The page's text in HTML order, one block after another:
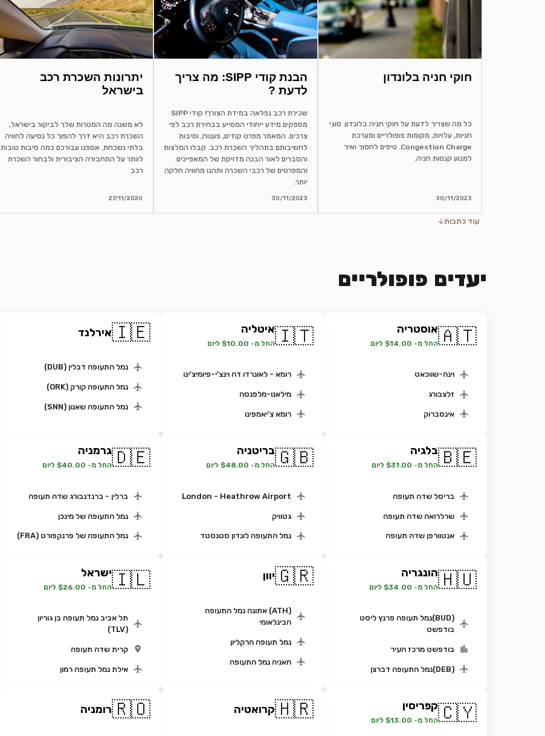
חוקי חניה בלונדון
כל מה שצריך לדעת על חוקי חניה בלונדון: סוגי
חניות, עלויות, מקומות פופולריים ומערכת
Congestion Charge. טיפים לחסוך ואיך
למנוע קנסות חניה.
30/11/2023
הבנת קודי SIPP: מה צריך
לדעת ?
שכירת רכב נפלאה במידת הצורך! קודי SIPP
מספקים מידע ייחודי המסייע בבחירת רכב לפי
צרכים. המאמר מפרט קודים, פענוח, וסיבות
לחשיבותם בתהליך השכרת רכב. קבלו המלצות
והסברים לאור הבנה מדויקת של המאפיינים
והמפרטים של רכבי השכרה ותהנו מחוויה חלקה
יותר.
30/11/2023
יתרונות השכרת רכב
בישראל
לא משנה מה המטרות שלך לביקור בישראל,
השכרת רכב היא דרך להפוך כל נסיעה לחוויה
בלתי נשכחת. אספנו עבורכם כמה סיבות טובות
לוותר על התחבורה הציבורית ולבחור השכרת
רכב
27/11/2020
עוד כתבות
יעדים פופולריים
🇦🇹אוסטריה
החל מ- $14.00 ליום
וינה-שווכאט
זלצבורג
אינסברוק
🇮🇹איטליה
החל מ- $10.00 ליום
רומא - לאונרדו דה וינצ'י-פיומיצ'ינו
מילאנו-מלפנסה
רומא צ'יאמפינו
🇮🇪אירלנד
נמל התעופה דבלין (DUB)
נמל התעופה קורק (ORK)
נמל התעופה שאנון (SNN)
🇧🇪בלגיה
החל מ- $31.00 ליום
בריסל שדה תעופה
שרלרואה שדה תעופה
אנטוורפן שדה תעופה
🇬🇧בריטניה
החל מ- $48.00 ליום
London - Heathrow Airport
גטוויק
נמל התעופה לונדון סטנסטד
🇩🇪גרמניה
החל מ- $40.00 ליום
ברלין - ברנדנבורג שדה תעופה
נמל התעופה של מינכן
נמל התעופה של פרנקפורט (FRA)
🇭🇺הונגריה
החל מ- $34.00 ליום
(BUD)נמל תעופה פרנץ ליסט
בודפשט
בודפשט מרכז העיר
(DEB)נמל התעופה דברצן
🇬🇷יוון
(ATH) אתונה נמל התעופה
הבינלאומי
נמל תעופה הרקליון
חאניה נמל התעופה
🇮🇱ישראל
החל מ- $26.00 ליום
תל אביב נמל תעופה בן גוריון
(TLV)
קרית שדה תעופה
אילת נמל תעופה רמון
🇨🇾קפריסין
החל מ- $13.00 ליום 🇭🇷קרואטיה 🇷🇴רומניה